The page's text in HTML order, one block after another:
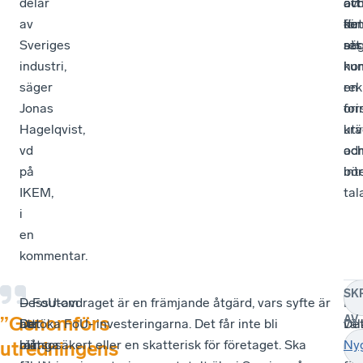
av
Sveriges
industri,
säger
Jonas
Hagelqvist,
vd
på
IKEM,
i
en
kommentar.
det
i
en
för
att
”Genomförs
utredningens
–
Det
i
Dessutom
har
många
–
Det
blir
– FoU-avdraget är en främjande åtgärd, vars syfte är
att öka FoU- investeringarna. Det får inte bli
rättsosäkert eller en skatterisk för företaget. Ska
–
går
AV